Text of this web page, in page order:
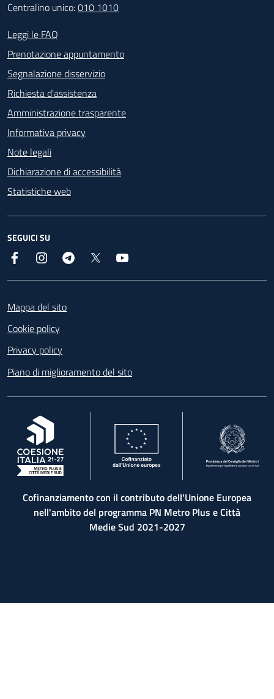
Centralino unico:010 1010
Footer - Contatti
Leggi le FAQ
Prenotazione appuntamento
Segnalazione disservizio
Richiesta d'assistenza
Amministrazione trasparente
Informativa privacy
Note legali
Dichiarazione di accessibilità
Statistiche web
SEGUICI SU
Facebook InstagramTelegram
Mappa del sito
Cookie policy
Privacy policy
Piano di miglioramento del sito
, apre in una nuova scheda
Cofinanziamento con il contributo dell'Unione Europea
nell'ambito del programma PN Metro Plus e Città
Medie Sud 2021-2027